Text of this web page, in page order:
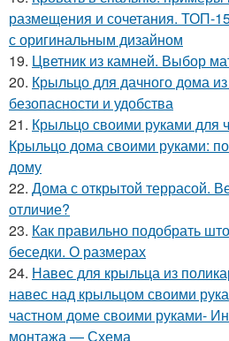
размещения и сочетания. ТОП-
с оригинальным дизайном
19. Цветник из камней. Выбор
20. Крыльцо для дачного дома
безопасности и удобства
21. Крыльцо своими руками для
Крыльцо дома своими руками:
дому
22. Дома с открытой террасой.
отличие?
23. Как правильно подобрать
беседки. О размерах
24. Навес для крыльца из
навес над крыльцом своими
частном доме своими руками-
монтажа — Схема